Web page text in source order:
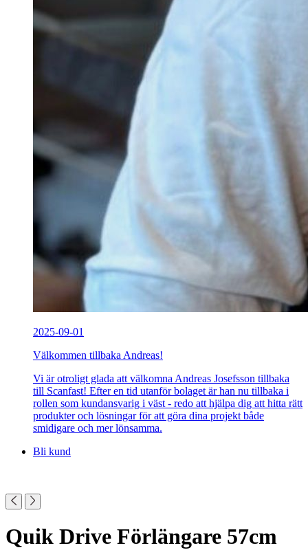
2025-09-01
Välkommen tillbaka Andreas!
Vi är otroligt glada att välkomna Andreas Josefsson tillbaka
till Scanfast! Efter en tid utanför bolaget är han nu tillbaka i
rollen som kundansvarig i väst - redo att hjälpa dig att hitta rätt
produkter och lösningar för att göra dina projekt både
smidigare och mer lönsamma.
Bli kund
Quik Drive Förlängare 57cm